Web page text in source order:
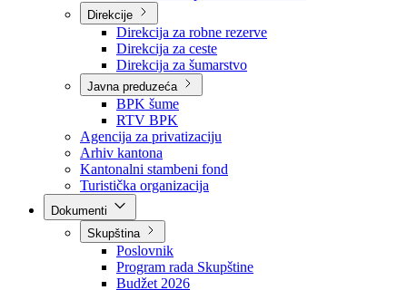
Uprave
Kantonalna uprava za inspekcijske poslove
Kantonalna uprava civilne zaštite
Direkcije
Direkcija za robne rezerve
Direkcija za ceste
Direkcija za šumarstvo
Javna preduzeća
BPK šume
RTV BPK
Agencija za privatizaciju
Arhiv kantona
Kantonalni stambeni fond
Turistička organizacija
Skupština